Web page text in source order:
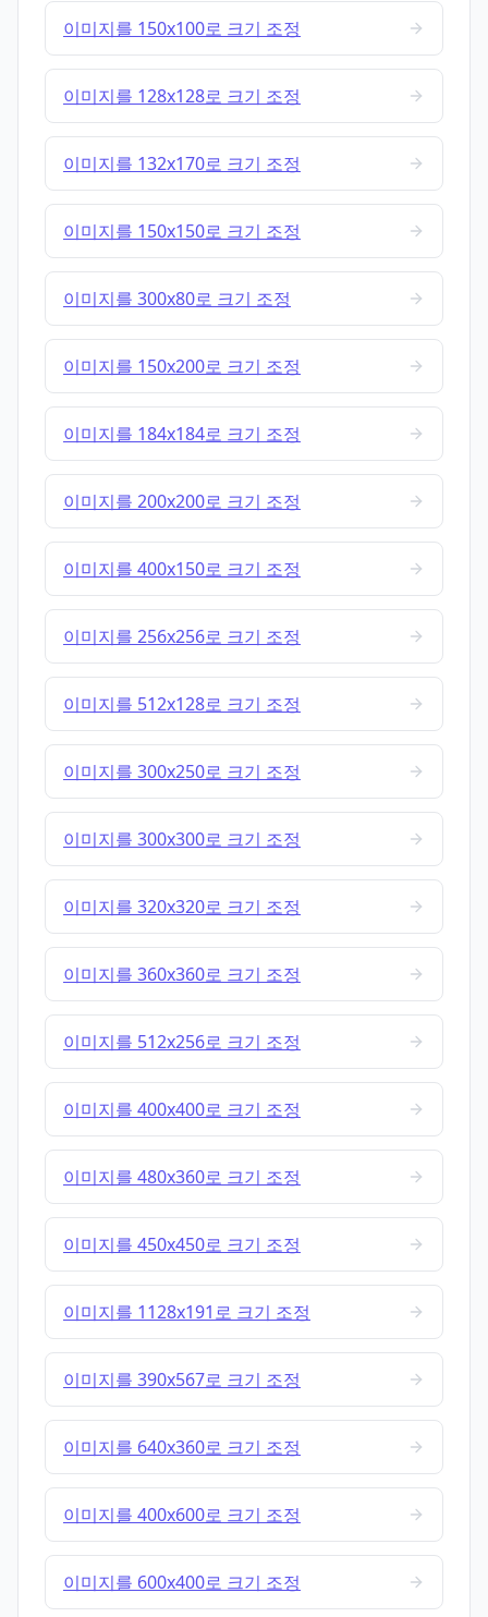
이미지를 150x100로 크기 조정
이미지를 128x128로 크기 조정
이미지를 132x170로 크기 조정
이미지를 150x150로 크기 조정
이미지를 300x80로 크기 조정
이미지를 150x200로 크기 조정
이미지를 184x184로 크기 조정
이미지를 200x200로 크기 조정
이미지를 400x150로 크기 조정
이미지를 256x256로 크기 조정
이미지를 512x128로 크기 조정
이미지를 300x250로 크기 조정
이미지를 300x300로 크기 조정
이미지를 320x320로 크기 조정
이미지를 360x360로 크기 조정
이미지를 512x256로 크기 조정
이미지를 400x400로 크기 조정
이미지를 480x360로 크기 조정
이미지를 450x450로 크기 조정
이미지를 1128x191로 크기 조정
이미지를 390x567로 크기 조정
이미지를 640x360로 크기 조정
이미지를 400x600로 크기 조정
이미지를 600x400로 크기 조정